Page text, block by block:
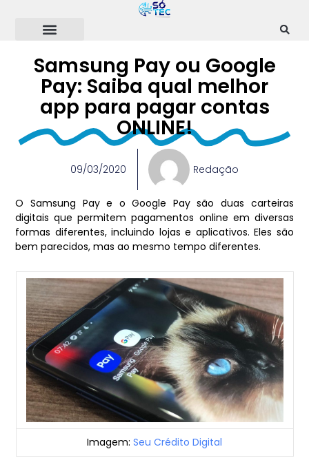
Samsung Pay ou Google
Pay: Saiba qual melhor
app para pagar contas
ONLINE!
09/03/2020 Redação
O Samsung Pay e o Google Pay são duas carteiras
digitais que permitem pagamentos online em diversas
formas diferentes, incluindo lojas e aplicativos. Eles são
bem parecidos, mas ao mesmo tempo diferentes.
Imagem: Seu Crédito Digital